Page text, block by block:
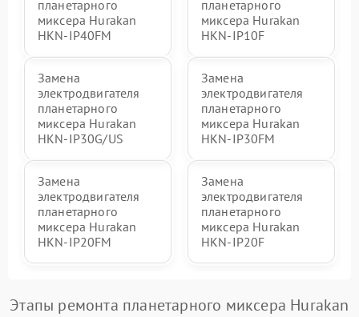
планетарного
миксера Hurakan
HKN-IP40FM
планетарного
миксера Hurakan
HKN-IP10F
Замена
электродвигателя
планетарного
миксера Hurakan
HKN-IP30G/US
Замена
электродвигателя
планетарного
миксера Hurakan
HKN-IP30FM
Замена
электродвигателя
планетарного
миксера Hurakan
HKN-IP20FM
Замена
электродвигателя
планетарного
миксера Hurakan
HKN-IP20F
Этапы ремонта планетарного миксера Hurakan